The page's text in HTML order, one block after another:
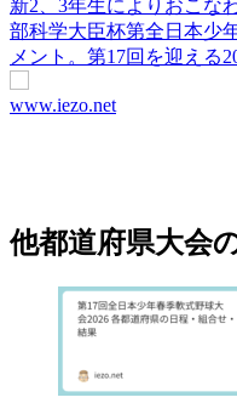
新2、3年生によりおこな
部科学大臣杯第全日本少
メント。第17回を迎える
www.iezo.net
他都道府県大会